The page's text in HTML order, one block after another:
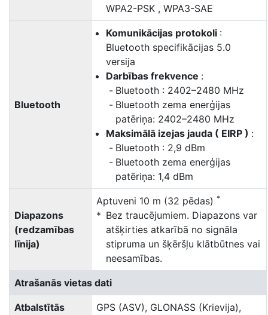
WPA2-PSK , WPA3-SAE
Bluetooth
Komunikācijas protokoli :
Bluetooth specifikācijas 5.0
versija
Darbības frekvence :
Bluetooth : 2402–2480 MHz
Bluetooth zema enerģijas
patēriņa: 2402–2480 MHz
Maksimālā izejas jauda ( EIRP ) :
Bluetooth : 2,9 dBm
Bluetooth zema enerģijas
patēriņa: 1,4 dBm
Diapazons
(redzamības
līnija)
Aptuveni 10 m (32 pēdas) *
Bez traucējumiem. Diapazons var
atšķirties atkarībā no signāla
stipruma un šķēršļu klātbūtnes vai
neesamības.
Atrašanās vietas dati
Atbalstītās
GPS (ASV), GLONASS (Krievija),